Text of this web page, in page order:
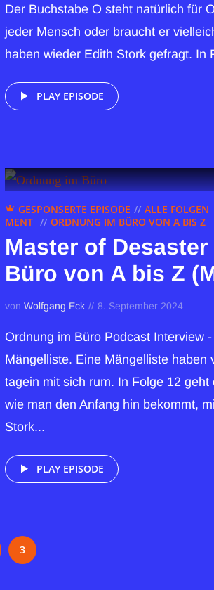
Der Buchstabe O steht natürlich für
jeder Mensch oder braucht er
haben wieder Edith Stork gefragt. In
PLAY EPISODE
GESPONSERTE EPISODE
ALLE FOLGEN
MENT
ORDNUNG IM BÜRO VON A BIS Z
Master of
Büro von A bis Z
von Wolfgang Eck 8. September 2024
Ordnung im Büro Podcast Interview
Mängelliste. Eine Mängelliste haben
tagein mit sich rum. In Folge 12 geht
wie man den Anfang hin bekommt,
Stork...
PLAY EPISODE
3